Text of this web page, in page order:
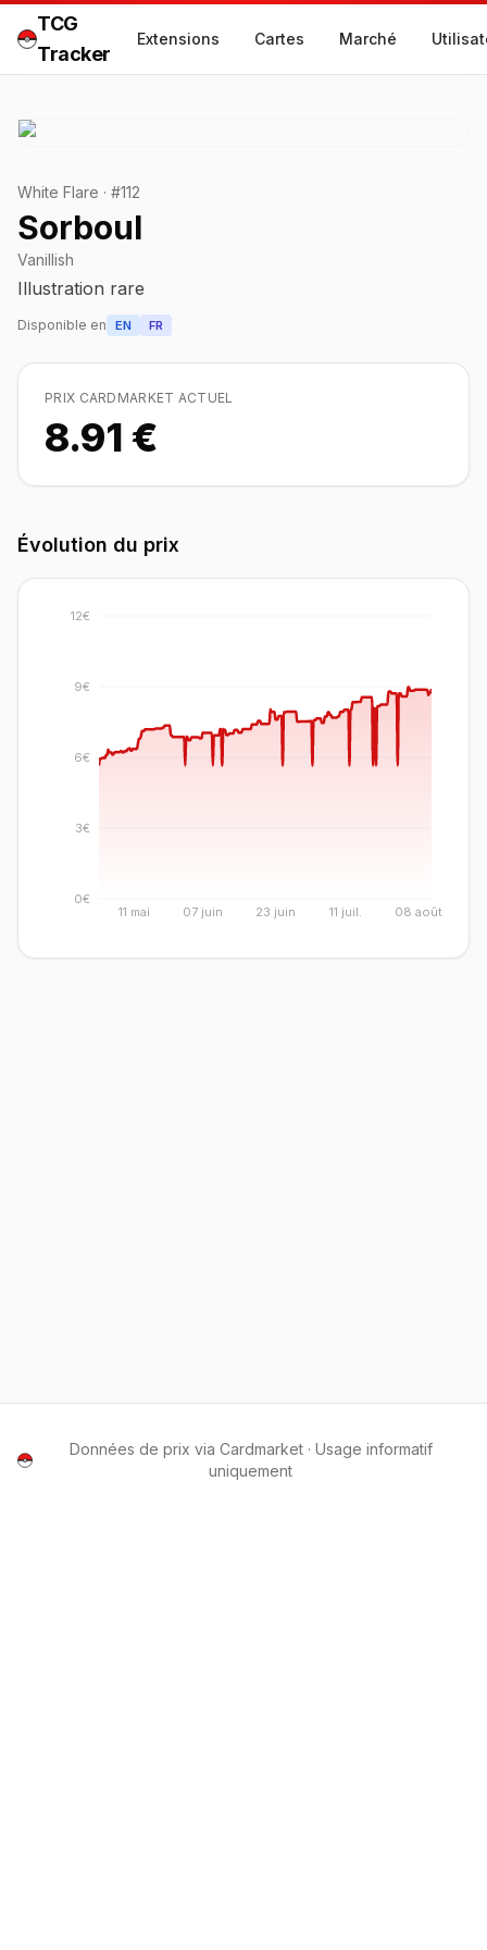
TCG
Tracker
Extensions Cartes Marché
White Flare · #112
Sorboul
Vanillish
Illustration rare
Disponible en EN FR
PRIX CARDMARKET ACTUEL
8.91 €
Évolution du prix
11 mai 07 juin 23 juin 11 juil. 08 août
0€
3€
6€
9€
12€
Données de prix via Cardmarket · Usage informatif
uniquement